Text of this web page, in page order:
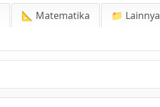
📐 Matematika 📁 Lainnya